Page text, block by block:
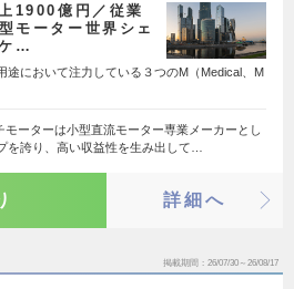
1900億円／従業
モーター世界シェ
…
途において注力している３つのM（Medical、M
モーターは小型直流モーター専業メーカーとし
を誇り、高い収益性を生み出して…
詳細へ
掲載期間 26/07/30～26/08/17